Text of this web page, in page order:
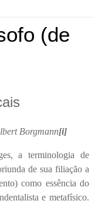
(de
Borgmann[i]
a terminologia de
de sua filiação a
como essência do
e metafísico.